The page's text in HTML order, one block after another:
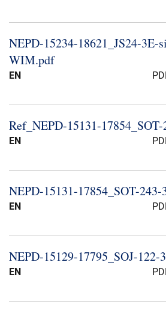
NEPD-​15234-​18621_​JS24-​3E-​
WIM.​pdf
EN
Ref_​NEPD-​15131-​
EN
NEPD-​15131-​17854_​SOT-​
EN
NEPD-​15129-​17795_​SOJ-​122-​
EN